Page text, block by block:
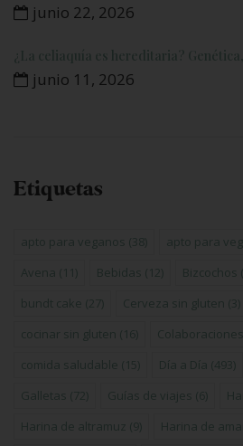
junio 22, 2026
¿La celiaquía es hereditaria?
junio 11, 2026
Etiquetas
apto para veganos (38) apto para
Avena (11) Bebidas (12) Bizcochos
bundt cake (27) Cerveza sin gluten (3)
cocinar sin gluten (16) Colaboraciones
comida saludable (15) Día a Día (493)
Galletas (72) Guías de viajes (6)
Harina de altramuz (9) Harina de